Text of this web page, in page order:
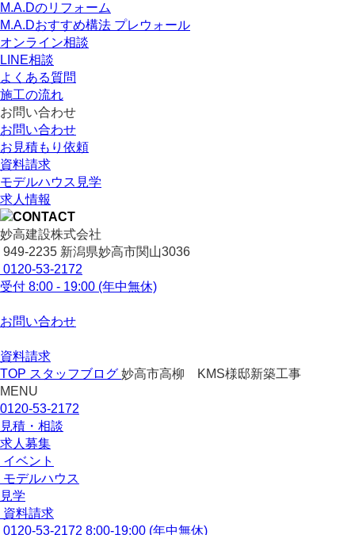
M.A.Dのリフォーム
M.A.Dおすすめ構法 プレウォール
オンライン相談
LINE相談
よくある質問
施工の流れ
お問い合わせ
お問い合わせ
お見積もり依頼
資料請求
モデルハウス見学
求人情報
妙高建設株式会社
949-2235 新潟県妙高市関山3036
0120-53-2172
受付 8:00 - 19:00 (年中無休)
お問い合わせ
資料請求
TOP スタッフブログ 妙高市高柳 KMS様邸新築工事
MENU
0120-53-2172
見積・相談
求人募集
イベント
モデルハウス
見学
資料請求
0120-53-2172 8:00-19:00 (年中無休)